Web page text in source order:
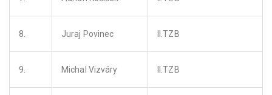
8. Juraj Povinec II.TZB
9. Michal Vizváry II.TZB